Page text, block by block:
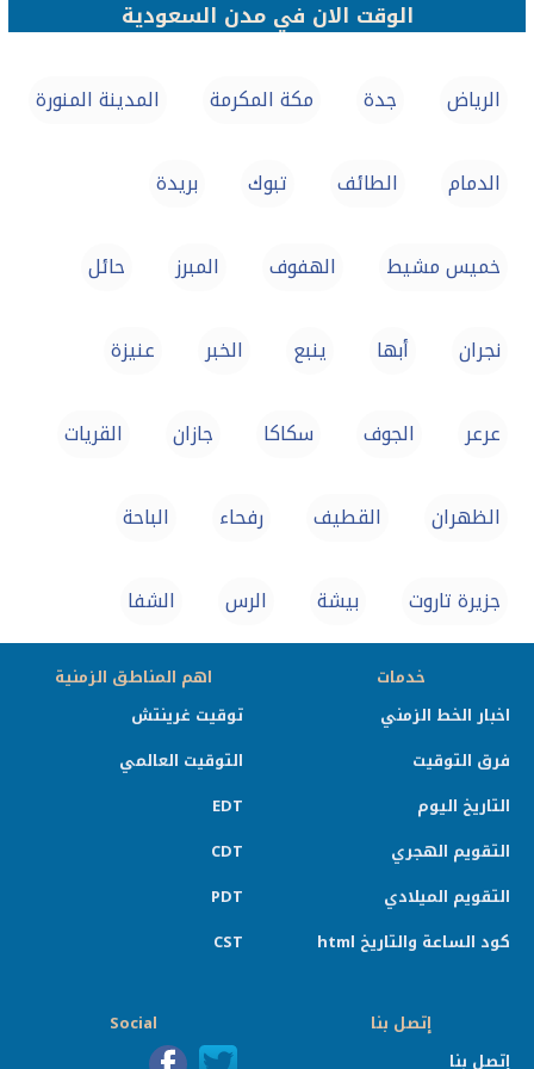
الوقت الان في مدن السعودية
الرياض جدة مكة المكرمة المدينة المنورة
الدمام الطائف تبوك بريدة
خميس مشيط الهفوف‎ المبرز حائل
نجران أبها ينبع الخبر عنيزة
عرعر الجوف سكاكا جازان القريات
الظهران القطيف‎ رفحاء الباحة
جزيرة تاروت بيشة الرس الشفا
خدمات
اخبار الخط الزمني
فرق التوقيت
التاريخ اليوم
التقويم الهجري
التقويم الميلادي
كود الساعة والتاريخ html
اهم المناطق الزمنية
توقيت غرينتش
التوقيت العالمي
EDT
CDT
PDT
CST
إتصل بنا
إتصل بنا
Social